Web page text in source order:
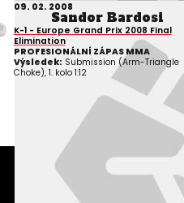
09. 02. 2008
Sandor Bardosi
K-1 - Europe Grand Prix 2008 Final
Elimination
PROFESIONÁLNÍ ZÁPAS MMA
Výsledek: Submission (Arm-Triangle
Choke), 1. kolo 1:12
Podmínky užití
Souhlas s